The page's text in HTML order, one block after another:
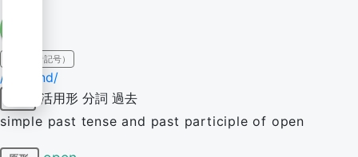
IPA（発音記号）
/ˈoʊpənd/
活用形 分詞 過去
simple past tense and past participle of open